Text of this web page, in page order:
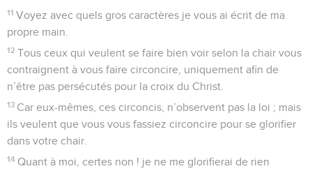
11 Voyez avec quels gros caractères je vous ai écrit de ma
propre main.
12 Tous ceux qui veulent se faire bien voir selon la chair vous
contraignent à vous faire circoncire, uniquement afin de
n’être pas persécutés pour la croix du Christ.
13 Car eux-mêmes, ces circoncis, n’observent pas la loi ; mais
ils veulent que vous vous fassiez circoncire pour se glorifier
dans votre chair.
14 Quant à moi, certes non ! je ne me glorifierai de rien